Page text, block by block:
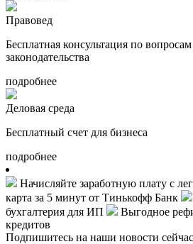
Правовед
Бесплатная консультация по
законодательства
подробнее
Деловая среда
Бесплатный счет для бизнеса
подробнее
Начисляйте заработную плату с
карта за 5 минут от Тинькофф Банк
бухгалтерия для ИП
Выгодное
кредитов
Подпишитесь на наши новости